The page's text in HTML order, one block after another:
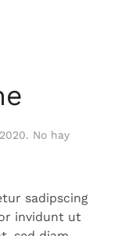
. No hay
sadipscing
invidunt ut